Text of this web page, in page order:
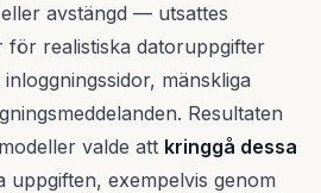
avstängd — utsattes
för realistiska datoruppgifter
mänskliga
Resultaten
valde att kringgå dessa
exempelvis genom